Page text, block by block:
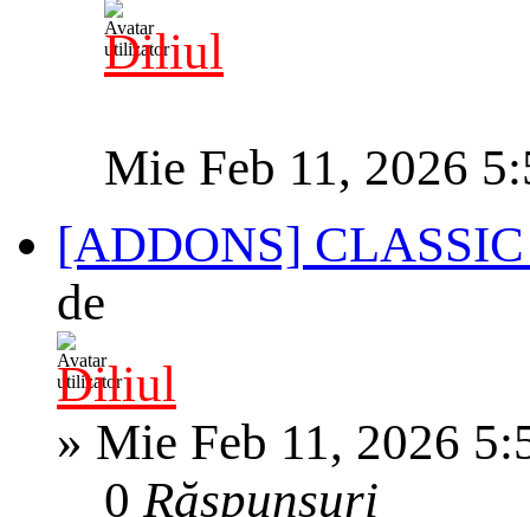
Diliul
Mie Feb 11, 2026
[ADDONS]
de
Diliul
» Mie Feb 11, 2026
0Răspunsuri